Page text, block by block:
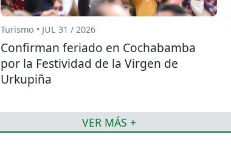
Turismo • JUL 31 / 2026
Confirman feriado en Cochabamba
por la Festividad de la Virgen de
Urkupiña
VER MÁS +